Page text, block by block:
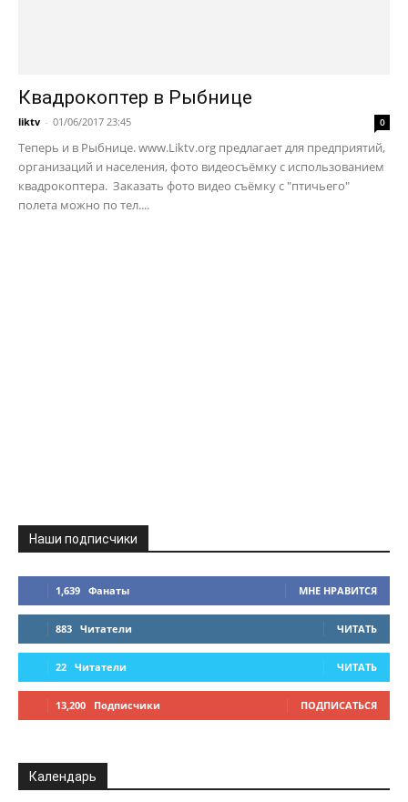
Квадрокоптер в Рыбнице
liktv - 01/06/2017 23:45 0
Теперь и в Рыбнице. www.Liktv.org предлагает для предприятий,
организаций и населения, фото видеосъёмку с использованием
квадрокоптера. Заказать фото видео съёмку с "птичьего"
полета можно по тел....
Наши подписчики
1,639 Фанаты МНЕ НРАВИТСЯ
883 Читатели ЧИТАТЬ
22 Читатели ЧИТАТЬ
13,200 Подписчики ПОДПИСАТЬСЯ
Календарь